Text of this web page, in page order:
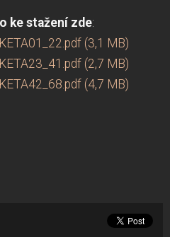
ke stažení zde:
(3,1 MB)
(2,7 MB)
(4,7 MB)